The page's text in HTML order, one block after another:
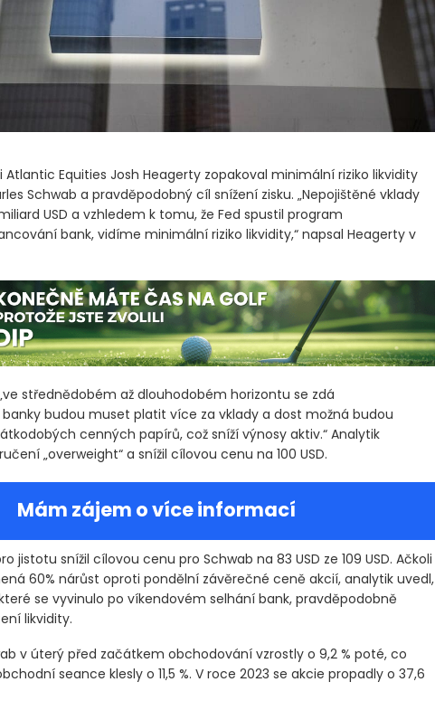
Equities Josh Heagerty zopakoval minimální riziko likvidity
Schwab a pravděpodobný cíl snížení zisku. „Nepojištěné vklady
USD a vzhledem k tomu, že Fed spustil program
bank, vidíme minimální riziko likvidity,“ napsal Heagerty v
střednědobém až dlouhodobém horizontu se zdá
budou muset platit více za vklady a dost možná budou
cenných papírů, což sníží výnosy aktiv.“ Analytik
„overweight“ a snížil cílovou cenu na 100 USD.
Mám zájem o více informací
jistotu snížil cílovou cenu pro Schwab na 83 USD ze 109 USD. Ačkoli
60% nárůst oproti pondělní závěrečné ceně akcií, analytik uvedl,
se vyvinulo po víkendovém selhání bank, pravděpodobně
likvidity.
v úterý před začátkem obchodování vzrostly o 9,2 % poté, co
seance klesly o 11,5 %. V roce 2023 se akcie propadly o 37,6